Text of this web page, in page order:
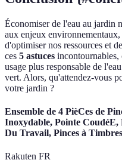
Économiser de l'eau au jardin
aux enjeux
d'optimiser nos ressources et
ces 5 astuces incontournables,
usage plus responsable de
vert. Alors, qu'attendez-vous
votre jardin ?
Ensemble de 4 PièCes de
Inoxydable, Pointe CoudéE,
Du Travail, Pinces à
Rakuten FR